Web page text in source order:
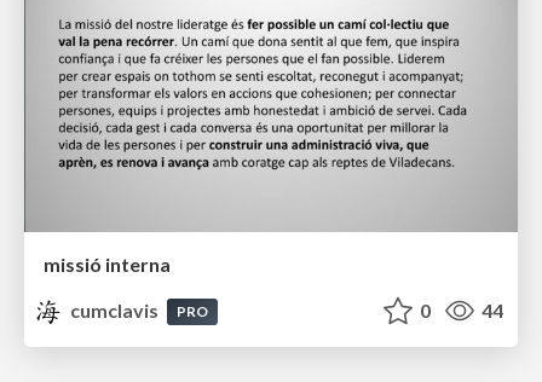
missió interna
cumclavis
PRO 0 44